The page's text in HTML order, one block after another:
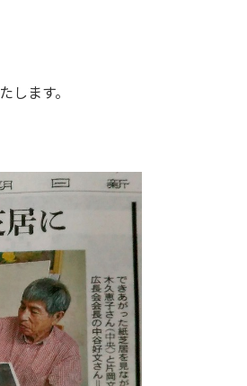
します。